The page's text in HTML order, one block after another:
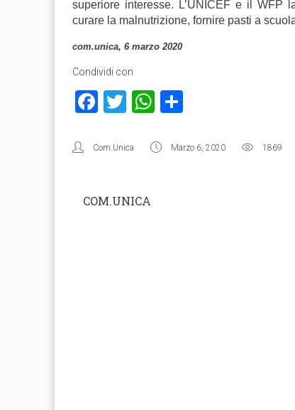
superiore interesse.
L’UNICEF e il WFP
curare la malnutrizione, fornire pasti a
com.unica, 6 marzo 2020
Condividi con
Facebook
TwitterWhatsApp
Com.Unica Marzo 6, 2020 1869
COM.UNICA